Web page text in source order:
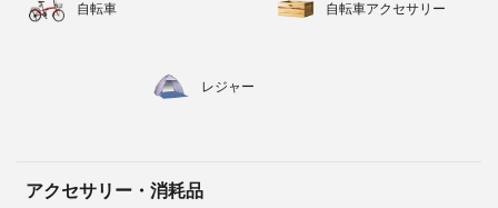
自転車 自転車アクセサリー
レジャー
アクセサリー・消耗品